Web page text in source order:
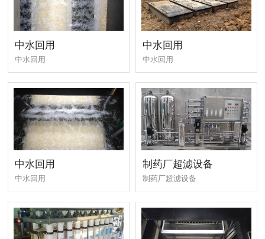
中水回用
中水回用
中水回用
中水回用
中水回用
中水回用
制药厂超滤设备
制药厂超滤设备